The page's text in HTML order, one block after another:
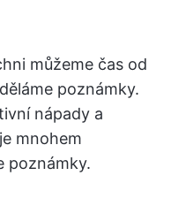
můžeme čas od
poznámky.
nápady a
mnohem
poznámky.